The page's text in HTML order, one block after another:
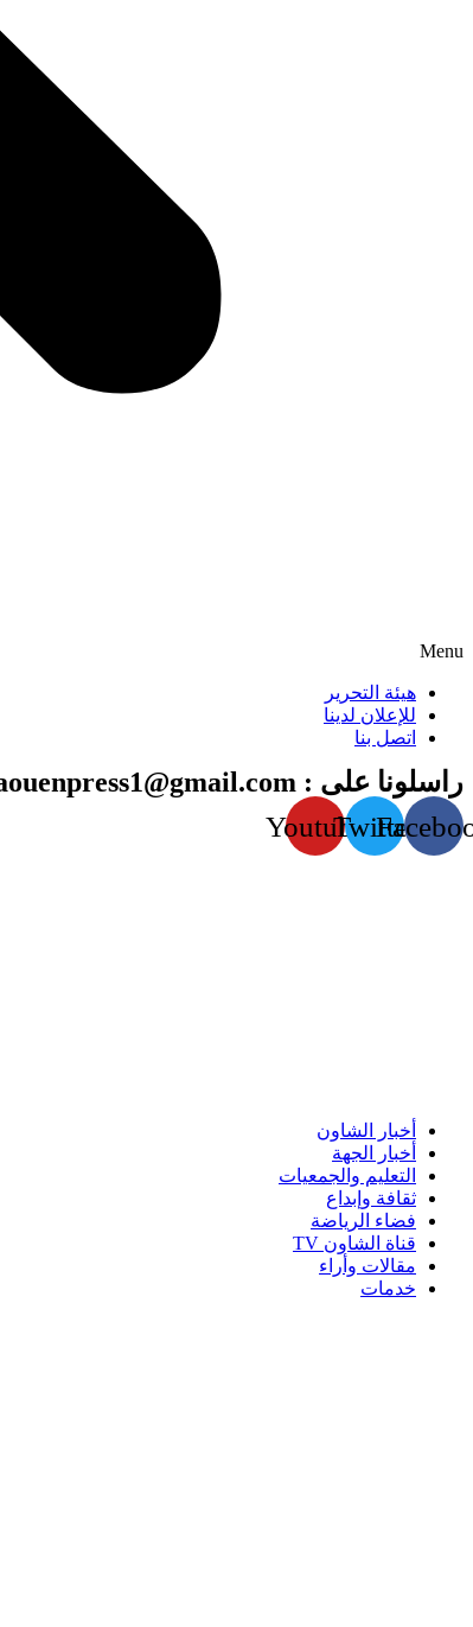
Menu
هيئة التحرير
للإعلان لدينا
اتصل بنا
راسلونا على : chaouenpress1@gmail.com
Twitter
Youtube
أخبار الشاون
أخبار الجهة
التعليم والجمعيات
ثقافة وإبداع
فضاء الرياضة
قناة الشاون TV
مقالات وأراء
خدمات